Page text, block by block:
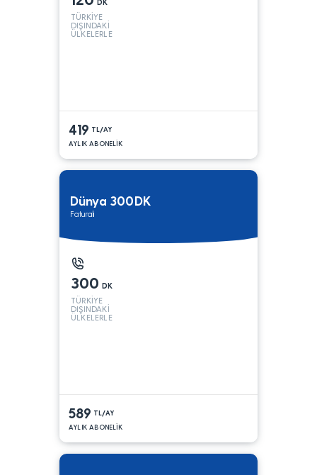
TÜRKİYE
DIŞINDAKİ
ÜLKELERLE
419 TL/AY
AYLIK ABONELİK
Dünya 300DK
Faturalı
300 DK
TÜRKİYE
DIŞINDAKİ
ÜLKELERLE
589 TL/AY
AYLIK ABONELİK